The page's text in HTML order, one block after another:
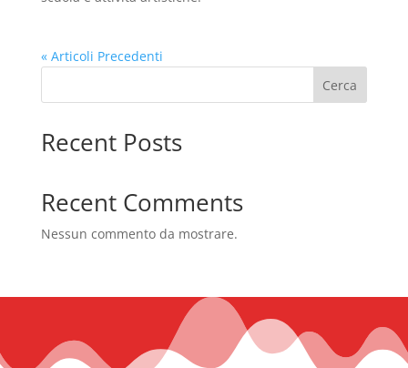
« Articoli Precedenti
Cerca
Recent Posts
Recent Comments
Nessun commento da mostrare.